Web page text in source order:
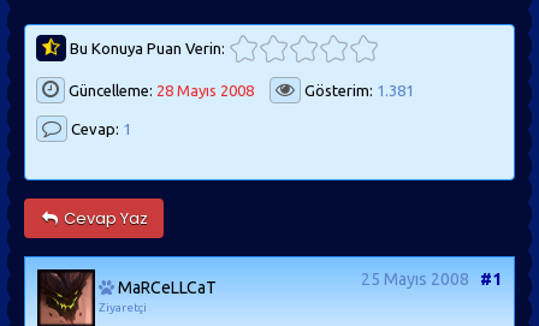
Bu Konuya Puan Verin:
Güncelleme: 28 Mayıs 2008 Gösterim: 1.381
Cevap: 1
Cevap Yaz
MaRCeLLCaT
Ziyaretçi
25 Mayıs 2008 #1